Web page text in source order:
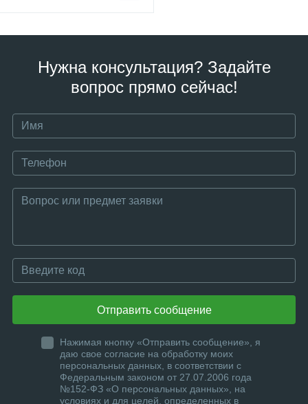
Нужна консультация? Задайте
вопрос прямо сейчас!
Отправить сообщение
Нажимая кнопку «Отправить сообщение», я
даю свое согласие на обработку моих
персональных данных, в соответствии с
Федеральным законом от 27.07.2006 года
№152-ФЗ «О персональных данных», на
условиях и для целей, определенных в